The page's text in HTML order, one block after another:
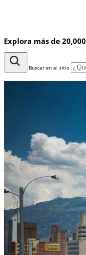
Explora más de
Buscar en el sitio